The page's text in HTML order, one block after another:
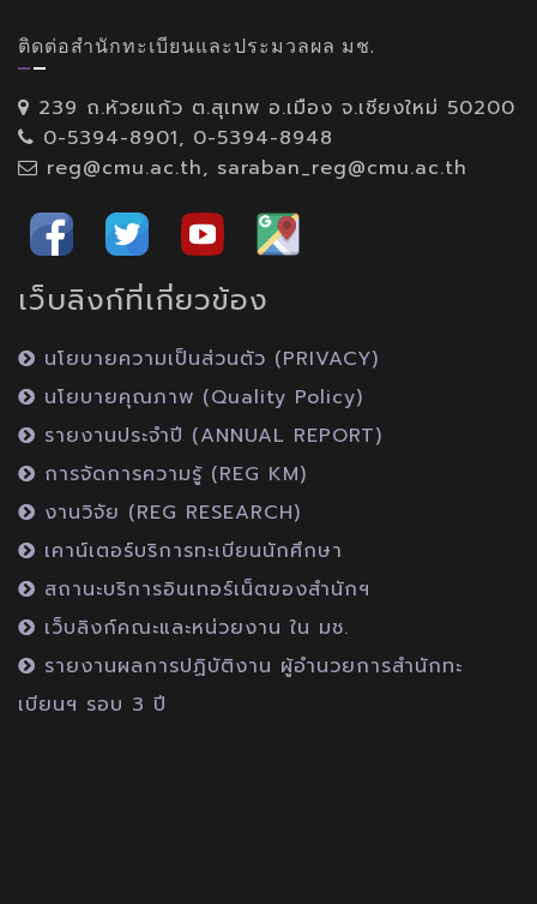
ติดต่อสำนักทะเบียนและประมวลผล มช.
239 ถ.ห้วยแก้ว ต.สุเทพ อ.เมือง จ.เชียงใหม่ 50200
0-5394-8901, 0-5394-8948
reg@cmu.ac.th, saraban_reg@cmu.ac.th
เว็บลิงก์ที่เกี่ยวข้อง
นโยบายความเป็นส่วนตัว (PRIVACY)
นโยบายคุณภาพ (Quality Policy)
รายงานประจำปี (ANNUAL REPORT)
การจัดการความรู้ (REG KM)
งานวิจัย (REG RESEARCH)
เคาน์เตอร์บริการทะเบียนนักศึกษา
สถานะบริการอินเทอร์เน็ตของสำนักฯ
เว็บลิงก์คณะและหน่วยงาน ใน มช.
รายงานผลการปฏิบัติงาน ผู้อำนวยการสำนักทะ
เบียนฯ รอบ 3 ปี